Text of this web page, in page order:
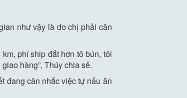
như vậy là do chị phải cân
phí ship đắt hơn tô bún, tôi
hàng”, Thúy chia sẻ.
đang cân nhắc việc tự nấu ăn